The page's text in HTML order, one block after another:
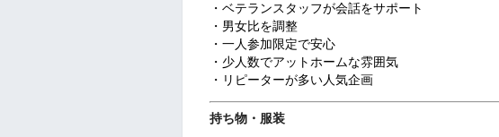
・ベテランスタッフが会話をサポート
・男女比を調整
・一人参加限定で安心
・少人数でアットホームな雰囲気
・リピーターが多い人気企画
持ち物・服装